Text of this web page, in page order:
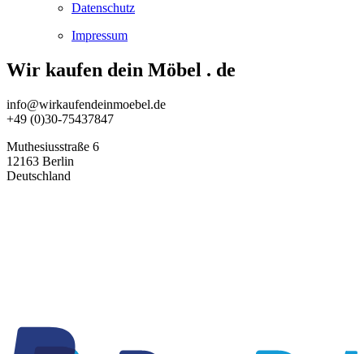
Datenschutz
Impressum
Wir kaufen dein Möbel . de
info@wirkaufendeinmoebel.de
+49 (0)30-75437847
Muthesiusstraße 6
12163 Berlin
Deutschland